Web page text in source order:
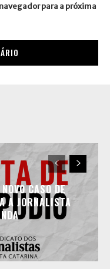
para a próxima
CASO DE
A JORNALISTA